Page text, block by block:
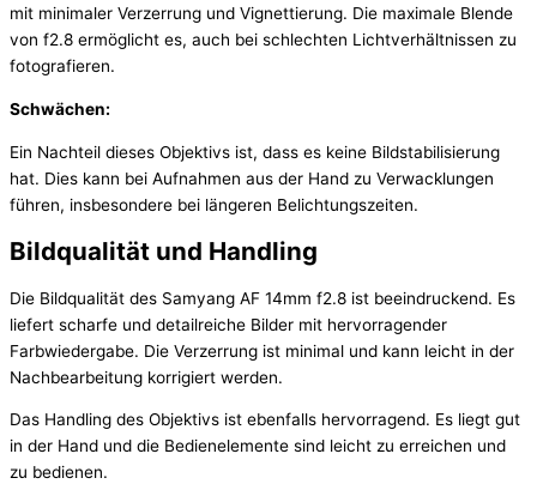
mit minimaler Verzerrung und Vignettierung. Die maximale Blende
von f2.8 ermöglicht es, auch bei schlechten Lichtverhältnissen zu
fotografieren.
Schwächen:
Ein Nachteil dieses Objektivs ist, dass es keine Bildstabilisierung
hat. Dies kann bei Aufnahmen aus der Hand zu Verwacklungen
führen, insbesondere bei längeren Belichtungszeiten.
Bildqualität und Handling
Die Bildqualität des Samyang AF 14mm f2.8 ist beeindruckend. Es
liefert scharfe und detailreiche Bilder mit hervorragender
Farbwiedergabe. Die Verzerrung ist minimal und kann leicht in der
Nachbearbeitung korrigiert werden.
Das Handling des Objektivs ist ebenfalls hervorragend. Es liegt gut
in der Hand und die Bedienelemente sind leicht zu erreichen und
zu bedienen.